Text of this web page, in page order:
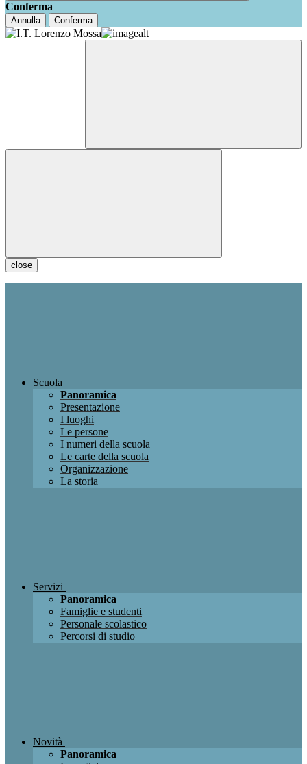
Conferma
Annulla Conferma
close
Scuola
Panoramica
Presentazione
I luoghi
Le persone
I numeri della scuola
Le carte della scuola
Organizzazione
La storia
Servizi
Panoramica
Famiglie e studenti
Personale scolastico
Percorsi di studio
Novità
Panoramica